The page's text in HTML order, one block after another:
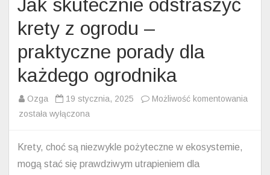
Jak skutecznie odstraszyć
krety z ogrodu –
praktyczne porady dla
każdego ogrodnika
Ozga 19 stycznia, 2025 Możliwość komentowania
została wyłączona
Krety, choć są niezwykle pożyteczne w ekosystemie,
mogą stać się prawdziwym utrapieniem dla